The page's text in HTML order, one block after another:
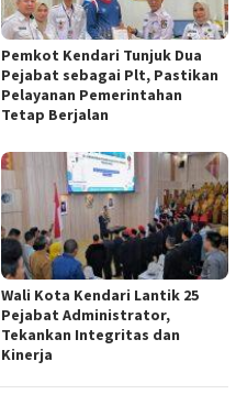
Pemkot Kendari Tunjuk Dua
Pejabat sebagai Plt, Pastikan
Pelayanan Pemerintahan
Tetap Berjalan
Wali Kota Kendari Lantik 25
Pejabat Administrator,
Tekankan Integritas dan
Kinerja